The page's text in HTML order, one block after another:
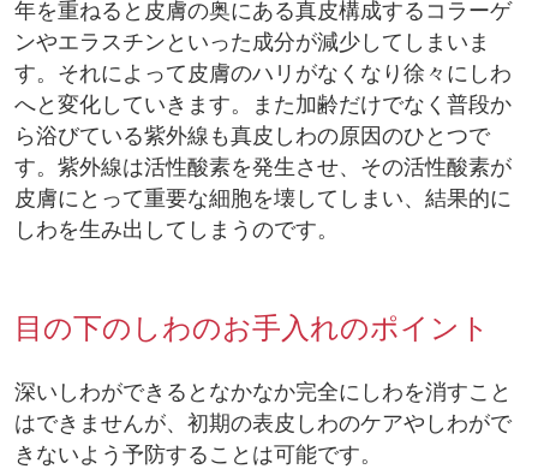
年を重ねると皮膚の奥にある真皮構成するコラーゲ
ンやエラスチンといった成分が減少してしまいま
す。それによって皮膚のハリがなくなり徐々にしわ
へと変化していきます。また加齢だけでなく普段か
ら浴びている紫外線も真皮しわの原因のひとつで
す。紫外線は活性酸素を発生させ、その活性酸素が
皮膚にとって重要な細胞を壊してしまい、結果的に
しわを生み出してしまうのです。
目の下のしわのお手入れのポイント
深いしわができるとなかなか完全にしわを消すこと
はできませんが、初期の表皮しわのケアやしわがで
きないよう予防することは可能です。